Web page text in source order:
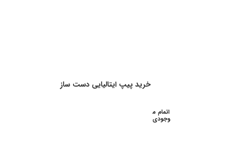
خرید پیپ ایتالیایی دست ساز
اتمام م
وجودی